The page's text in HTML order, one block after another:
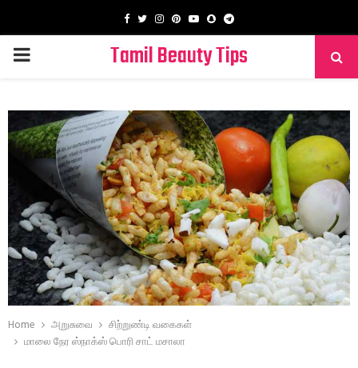
Facebook
TwitterInstagram
PinterestYoutube
SnapchatTelegram
PRIMARY
Tamil Beauty Tips
Home அறுசுவை
சிற்றுண்டி வகைகள்
மாலை நேர ஸ்நாக்ஸ் பொரி சாட் மசாலா